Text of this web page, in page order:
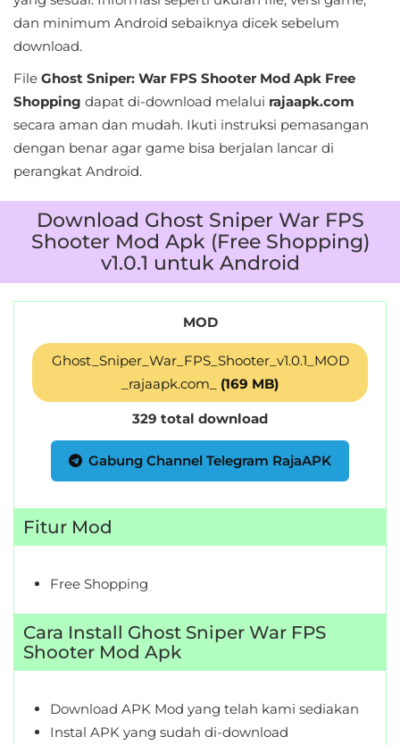
&
Local
Video
Players
Editors
Weather
Rekomendasi
dan minimum Android sebaiknya dicek sebelum
download.
File Ghost Sniper: War FPS Shooter Mod Apk Free
Shopping dapat di-download melalui rajaapk.com
secara aman dan mudah. Ikuti instruksi pemasangan
dengan benar agar game bisa berjalan lancar di
perangkat Android.
Download Ghost Sniper War FPS
Shooter Mod Apk (Free Shopping)
v1.0.1 untuk Android
MOD
Ghost_Sniper_War_FPS_Shooter_v1.0.1_MOD
_rajaapk.com_ (169 MB)
329 total download
Gabung Channel Telegram RajaAPK
Fitur Mod
Free Shopping
Cara Install Ghost Sniper War FPS
Shooter Mod Apk
Download APK Mod yang telah kami sediakan
Instal APK yang sudah di-download